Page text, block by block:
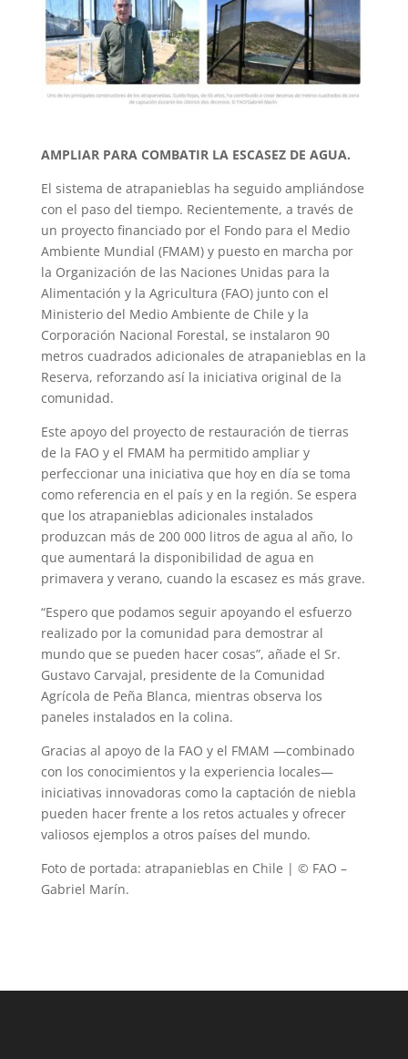
AMPLIAR PARA COMBATIR LA ESCASEZ DE AGUA.
El sistema de atrapanieblas ha seguido ampliándose
con el paso del tiempo. Recientemente, a través de
un proyecto financiado por el Fondo para el Medio
Ambiente Mundial (FMAM) y puesto en marcha por
la Organización de las Naciones Unidas para la
Alimentación y la Agricultura (FAO) junto con el
Ministerio del Medio Ambiente de Chile y la
Corporación Nacional Forestal, se instalaron 90
metros cuadrados adicionales de atrapanieblas en la
Reserva, reforzando así la iniciativa original de la
comunidad.
Este apoyo del proyecto de restauración de tierras
de la FAO y el FMAM ha permitido ampliar y
perfeccionar una iniciativa que hoy en día se toma
como referencia en el país y en la región. Se espera
que los atrapanieblas adicionales instalados
produzcan más de 200 000 litros de agua al año, lo
que aumentará la disponibilidad de agua en
primavera y verano, cuando la escasez es más grave.
“Espero que podamos seguir apoyando el esfuerzo
realizado por la comunidad para demostrar al
mundo que se pueden hacer cosas”, añade el Sr.
Gustavo Carvajal, presidente de la Comunidad
Agrícola de Peña Blanca, mientras observa los
paneles instalados en la colina.
Gracias al apoyo de la FAO y el FMAM —combinado
con los conocimientos y la experiencia locales—
iniciativas innovadoras como la captación de niebla
pueden hacer frente a los retos actuales y ofrecer
valiosos ejemplos a otros países del mundo.
Foto de portada: atrapanieblas en Chile | © FAO –
Gabriel Marín.